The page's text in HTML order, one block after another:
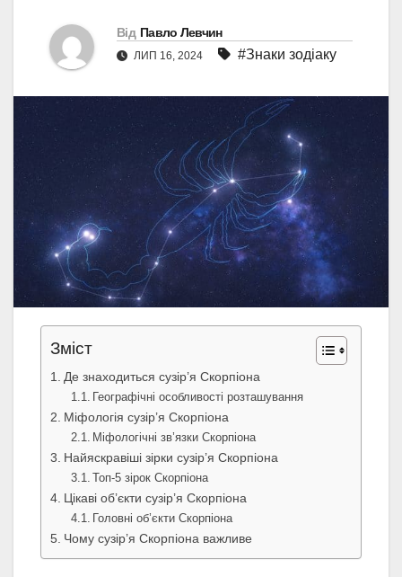
Від Павло Левчин
ЛИП 16, 2024 #Знаки зодіаку
Зміст
Де знаходиться сузір’я Скорпіона
Географічні особливості розташування
Міфологія сузір’я Скорпіона
Міфологічні зв’язки Скорпіона
Найяскравіші зірки сузір’я Скорпіона
Топ-5 зірок Скорпіона
Цікаві об’єкти сузір’я Скорпіона
Головні об’єкти Скорпіона
Чому сузір’я Скорпіона важливе